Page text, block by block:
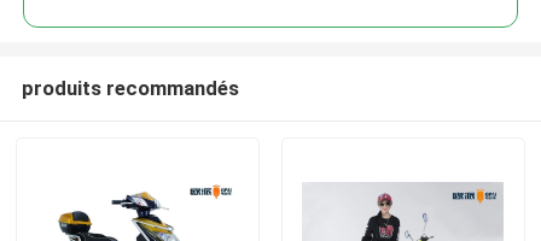
produits recommandés